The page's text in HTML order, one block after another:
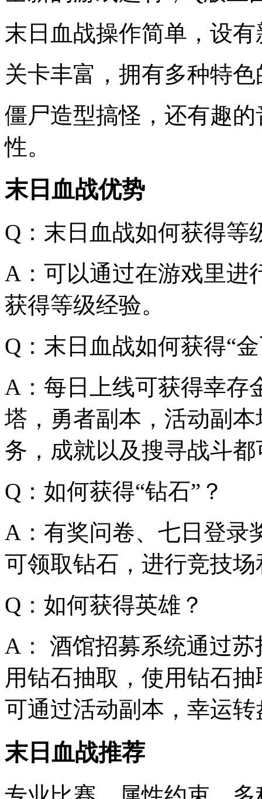
末日血战操作简单，设
关卡丰富，拥有多种特
僵尸造型搞怪，还有趣
性。
末日血战优势
Q：末日血战如何获得等
A：可以通过在游戏里进
获得等级经验。
Q：末日血战如何获得“
A：每日上线可获得幸存
塔，勇者副本，活动副
务，成就以及搜寻战斗
Q：如何获得“钻石”？
A：有奖问卷、七日登录
可领取钻石，进行竞技
Q：如何获得英雄？
A： 酒馆招募系统通过
用钻石抽取，使用钻石
可通过活动副本，幸运
末日血战推荐